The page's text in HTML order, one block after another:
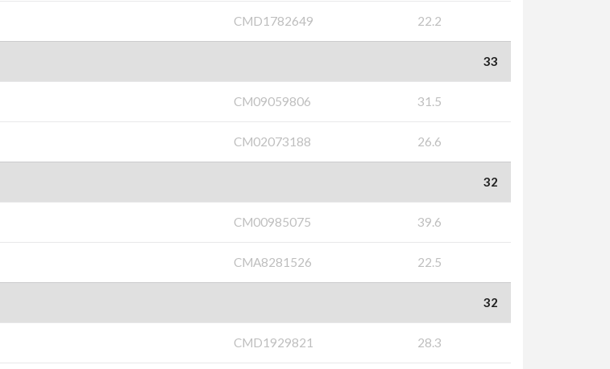
CMD1782649 22.2
33
CM09059806 31.5
CM02073188 26.6
32
CM00985075 39.6
CMA8281526 22.5
32
CMD1929821 28.3